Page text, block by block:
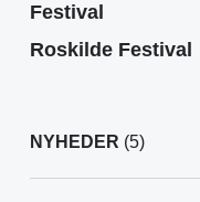
Festival
Roskilde Festival
NYHEDER (5)